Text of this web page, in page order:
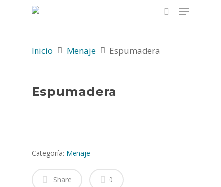
Inicio Menaje Espumadera
Espumadera
Categoría: Menaje
Share 0